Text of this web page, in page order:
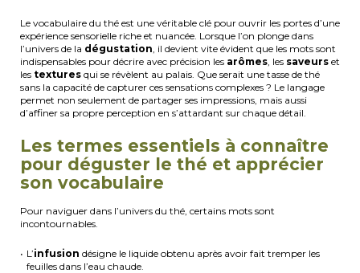
Le vocabulaire du thé est une véritable clé pour ouvrir les portes d’une
expérience sensorielle riche et nuancée. Lorsque l’on plonge dans
l’univers de la dégustation , il devient vite évident que les mots sont
indispensables pour décrire avec précision les arômes , les saveurs et
les textures qui se révèlent au palais. Que serait une tasse de thé
sans la capacité de capturer ces sensations complexes ? Le langage
permet non seulement de partager ses impressions, mais aussi
d’affiner sa propre perception en s’attardant sur chaque détail.
Les termes essentiels à connaître
pour déguster le thé et apprécier
son vocabulaire
Pour naviguer dans l’univers du thé, certains mots sont
incontournables.
L’infusion désigne le liquide obtenu après avoir fait tremper les
feuilles dans l’eau chaude.